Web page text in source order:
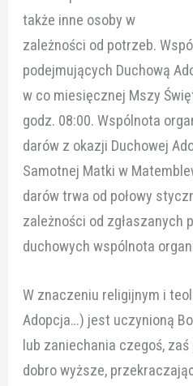
także inne osoby w
zależności od potrzeb.
podejmujących Duchową
w co miesięcznej Mszy
godz. 08:00. Wspólnota
darów z okazji Duchowej
Samotnej Matki w
darów trwa od połowy
zależności od zgłaszanych
duchowych wspólnota
W znaczeniu religijnym i
Adopcja…) jest uczynioną
lub zaniechania czegoś,
dobro wyższe,